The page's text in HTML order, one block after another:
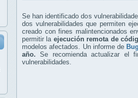
Se han identificado dos
dos vulnerabilidades que permiten
creado con fines malintencionados
permitir la ejecución remota de
modelos afectados. Un informe de
año.Se recomienda actualizar el
vulnerabilidades.